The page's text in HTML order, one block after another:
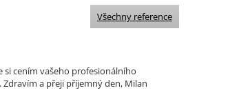
si cením vašeho profesionálního
a přeji příjemný den, Milan
Všechny reference